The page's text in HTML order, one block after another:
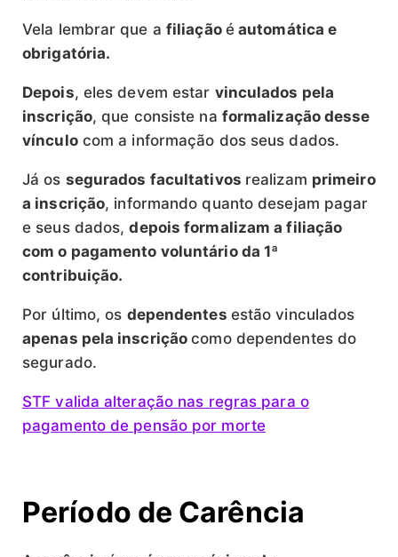
Vela lembrar que a filiação éautomática e
obrigatória.
Depois, eles devem estar vinculados pela
inscrição, que consiste na formalização desse
vínculocom a informação dos seus dados.
Já os segurados facultativos realizam primeiro
a inscrição, informando quanto desejam pagar
e seus dados,depois formalizam afiliação
com o pagamento voluntário da 1ª
contribuição.
Por último, os dependentes estão vinculados
apenas pela inscrição como dependentes do
segurado.
STF valida alteração nas regras para o
pagamento de pensão por morte
Período de Carência